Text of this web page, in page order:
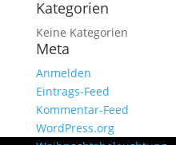
Kategorien
Keine Kategorien
Meta
Anmelden
Eintrags-Feed
Kommentar-Feed
WordPress.org